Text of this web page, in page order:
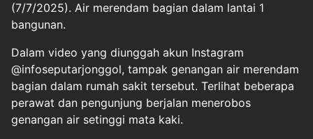
(7/7/2025). Air merendam bagian dalam lantai 1
bangunan.
Dalam video yang diunggah akun Instagram
@infoseputarjonggol, tampak genangan air merendam
bagian dalam rumah sakit tersebut. Terlihat beberapa
perawat dan pengunjung berjalan menerobos
genangan air setinggi mata kaki.